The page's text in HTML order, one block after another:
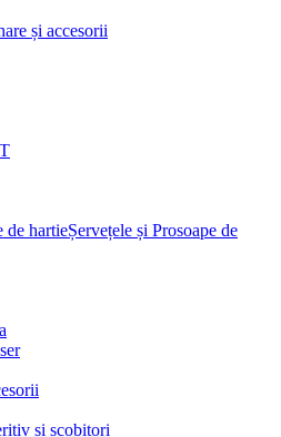
și accesorii
Șervețele și Prosoape de
si scobitori